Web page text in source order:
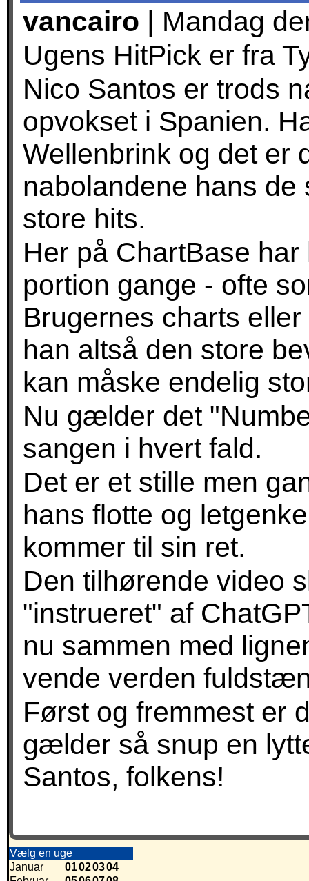
vancairo | Mandag
Ugens HitPick er fra
Nico Santos er trods
opvokset i Spanien.
Wellenbrink og det er
nabolandene hans
store hits.
Her på ChartBase
portion gange - ofte
Brugernes charts
han altså den store
kan måske endelig
Nu gælder det
sangen i hvert fald.
Det er et stille men
hans flotte og
kommer til sin ret.
Den tilhørende video
"instrueret" af
nu sammen med
vende verden
Først og fremmest er
gælder så snup en
Santos, folkens!
Vælg en uge
Januar
01020304